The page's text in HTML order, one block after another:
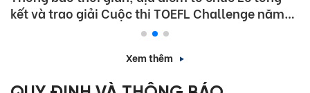
kết và trao giải Cuộc thi TOEFL Challenge năm
Xem thêm